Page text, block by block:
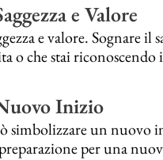
e Valore
e valore. Sognare il
o che stai
Inizio
simbolizzare un nuovo
per una